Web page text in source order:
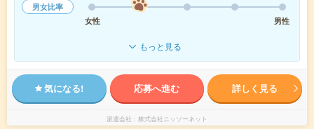
男女比率
女性
男性
もっと見る
気になる! 応募へ進む 詳しく見る
派遣会社 株式会社ニッソーネット